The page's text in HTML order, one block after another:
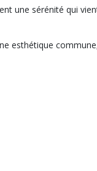
une sérénité qui
esthétique